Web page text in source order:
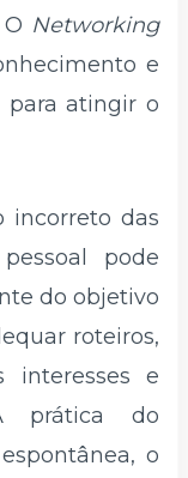
Networking
e
para atingir o
incorreto das
pode
do objetivo
roteiros,
interesses e
prática do
o